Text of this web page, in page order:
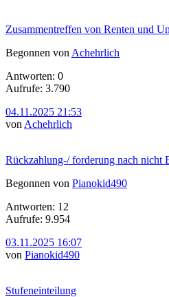
Zusammentreffen von Renten und
Begonnen von Achehrlich
Antworten: 0
Aufrufe: 3.790
04.11.2025 21:53
von Achehrlich
Rückzahlung-/ forderung nach nicht
Begonnen von Pianokid490
Antworten: 12
Aufrufe: 9.954
03.11.2025 16:07
von Pianokid490
Stufeneinteilung